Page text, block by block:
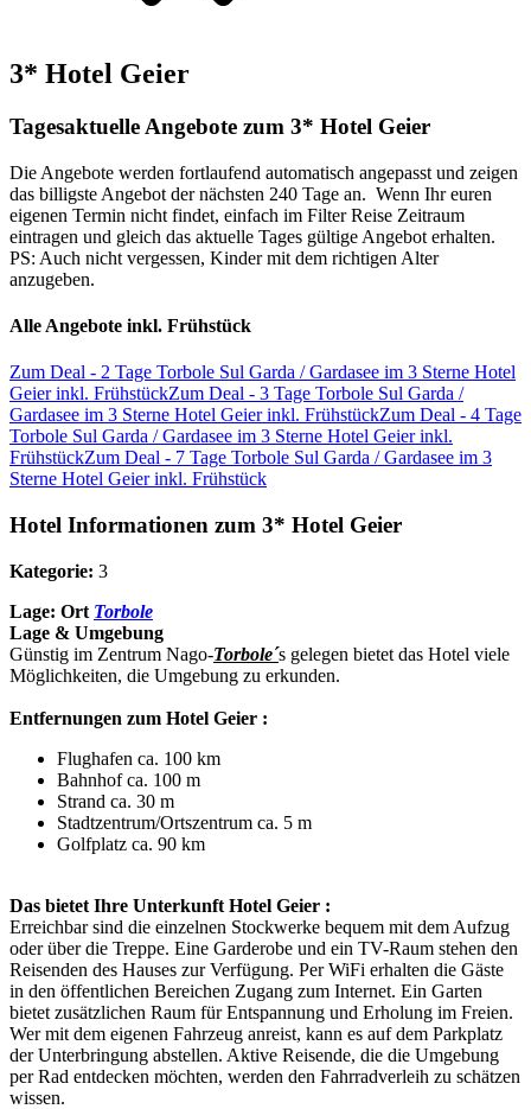
3* Hotel Geier
Tagesaktuelle Angebote zum 3* Hotel Geier
Die Angebote werden fortlaufend automatisch angepasst und zeigen
das billigste Angebot der nächsten 240 Tage an. Wenn Ihr euren
eigenen Termin nicht findet, einfach im Filter Reise Zeitraum
eintragen und gleich das aktuelle Tages gültige Angebot erhalten.
PS: Auch nicht vergessen, Kinder mit dem richtigen Alter
anzugeben.
Alle Angebote inkl. Frühstück
Zum Deal - 2 Tage Torbole Sul Garda / Gardasee im 3 Sterne Hotel
Geier inkl. FrühstückZum Deal - 3 Tage Torbole Sul Garda /
Gardasee im 3 Sterne Hotel Geier inkl. FrühstückZum Deal - 4 Tage
Torbole Sul Garda / Gardasee im 3 Sterne Hotel Geier inkl.
FrühstückZum Deal - 7 Tage Torbole Sul Garda / Gardasee im 3
Sterne Hotel Geier inkl. Frühstück
Hotel Informationen zum 3* Hotel Geier
Kategorie: 3
Lage: Ort Torbole
Lage & Umgebung
Günstig im Zentrum Nago-Torbole´s gelegen bietet das Hotel viele
Möglichkeiten, die Umgebung zu erkunden.
Entfernungen zum Hotel Geier :
Flughafen ca. 100 km
Bahnhof ca. 100 m
Strand ca. 30 m
Stadtzentrum/Ortszentrum ca. 5 m
Golfplatz ca. 90 km
Das bietet Ihre Unterkunft Hotel Geier :
Erreichbar sind die einzelnen Stockwerke bequem mit dem Aufzug
oder über die Treppe. Eine Garderobe und ein TV-Raum stehen den
Reisenden des Hauses zur Verfügung. Per WiFi erhalten die Gäste
in den öffentlichen Bereichen Zugang zum Internet. Ein Garten
bietet zusätzlichen Raum für Entspannung und Erholung im Freien.
Wer mit dem eigenen Fahrzeug anreist, kann es auf dem Parkplatz
der Unterbringung abstellen. Aktive Reisende, die die Umgebung
per Rad entdecken möchten, werden den Fahrradverleih zu schätzen
wissen.